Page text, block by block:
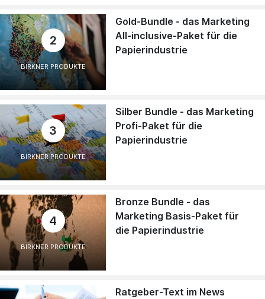
2
BIRKNER PRODUKTE
Gold-Bundle - das Marketing
All-inclusive-Paket für die
Papierindustrie
3
BIRKNER PRODUKTE
Silber Bundle - das Marketing
Profi-Paket für die
Papierindustrie
4
BIRKNER PRODUKTE
Bronze Bundle - das
Marketing Basis-Paket für
die Papierindustrie
Ratgeber-Text im News